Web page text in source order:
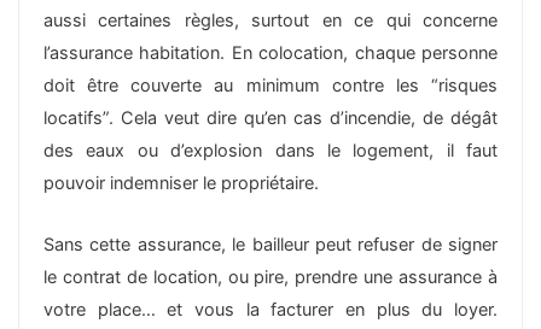
aussi certaines règles, surtout en ce qui concerne
l’assurance habitation. En colocation, chaque personne
doit être couverte au minimum contre les “risques
locatifs”. Cela veut dire qu’en cas d’incendie, de dégât
des eaux ou d’explosion dans le logement, il faut
pouvoir indemniser le propriétaire.
Sans cette assurance, le bailleur peut refuser de signer
le contrat de location, ou pire, prendre une assurance à
votre place… et vous la facturer en plus du loyer.